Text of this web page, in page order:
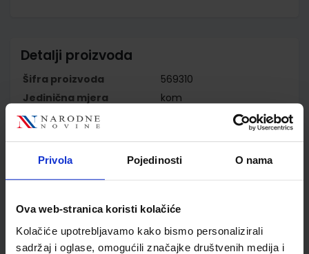
Privola Pojedinosti O nama
Ova web-stranica koristi kolačiće
Kolačiće upotrebljavamo kako bismo personalizirali
sadržaj i oglase, omogućili značajke društvenih medija i
Detalji proizvoda
Šifra proizvoda
569310
Jedinična mjera
kom
Nakladnik
MERIDIJANI OBRT ZA
IZDAVAČKU DJELAT.
Hostić Ružica Vuk
Školski razred
Nastavni predmet
GEOGRAFIJA